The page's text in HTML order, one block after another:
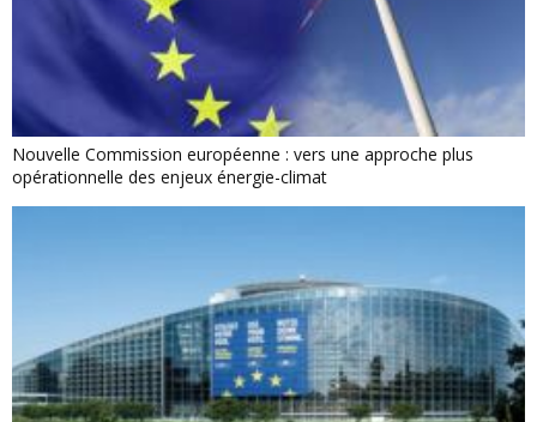
Nouvelle Commission européenne : vers une approche plus
opérationnelle des enjeux énergie-climat